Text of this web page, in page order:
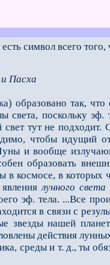
символ всего
Пасха
образовано так,
света, поскольку
тут не подходит.
чтобы идущий
и вообще
образовать
в космосе, в
лунного света
эф. тела. ...Все
в связи с
звезды нашей
действия
среды и т. д., ты